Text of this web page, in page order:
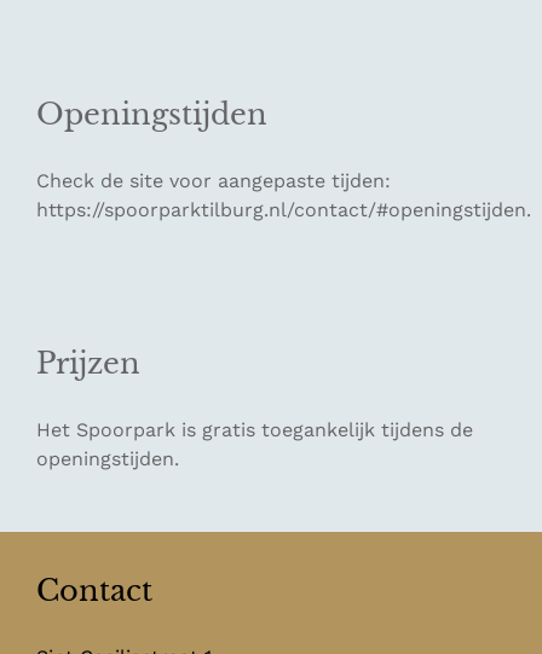
Openingstijden
Check de site voor aangepaste tijden:
https://spoorparktilburg.nl/contact/#openingstijden.
Prijzen
Het Spoorpark is gratis toegankelijk tijdens de
openingstijden.
Contact